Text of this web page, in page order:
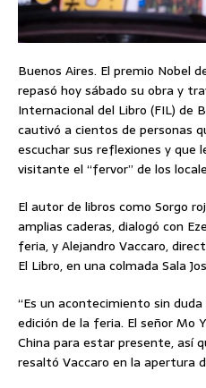
Buenos Aires. El premio Nobel
repasó hoy sábado su obra y
Internacional del Libro (FIL) de
cautivó a cientos de personas
escuchar sus reflexiones y
visitante el “fervor” de los
El autor de libros como Sorgo
amplias caderas, dialogó con
feria, y Alejandro Vaccaro,
El Libro, en una colmada Sala
“Es un acontecimiento sin
edición de la feria. El señor Mo
China para estar presente, así
resaltó Vaccaro en la apertura